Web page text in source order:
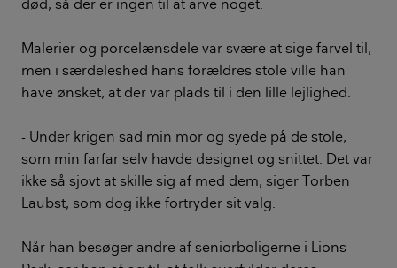
død, så der er ingen til at arve noget.
Malerier og porcelænsdele var svære at sige farvel til,
men i særdeleshed hans forældres stole ville han
have ønsket, at der var plads til i den lille lejlighed.
- Under krigen sad min mor og syede på de stole,
som min farfar selv havde designet og snittet. Det var
ikke så sjovt at skille sig af med dem, siger Torben
Laubst, som dog ikke fortryder sit valg.
Når han besøger andre af seniorboligerne i Lions